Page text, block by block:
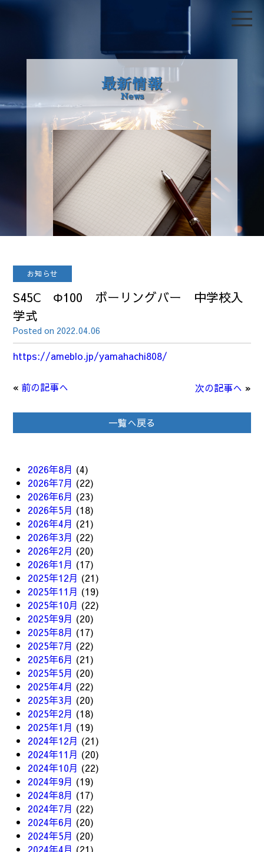
最新情報
News
お知らせ
S45C Φ100 ボーリングバー 中学校入
学式
Posted on 2022.04.06
https://ameblo.jp/yamahachi808/
« 前の記事へ 次の記事へ »
一覧へ戻る
2026年8月 (4)
2026年7月 (22)
2026年6月 (23)
2026年5月 (18)
2026年4月 (21)
2026年3月 (22)
2026年2月 (20)
2026年1月 (17)
2025年12月 (21)
2025年11月 (19)
2025年10月 (22)
2025年9月 (20)
2025年8月 (17)
2025年7月 (22)
2025年6月 (21)
2025年5月 (20)
2025年4月 (22)
2025年3月 (20)
2025年2月 (18)
2025年1月 (19)
2024年12月 (21)
2024年11月 (20)
2024年10月 (22)
2024年9月 (19)
2024年8月 (17)
2024年7月 (22)
2024年6月 (20)
2024年5月 (20)
2024年4月 (21)